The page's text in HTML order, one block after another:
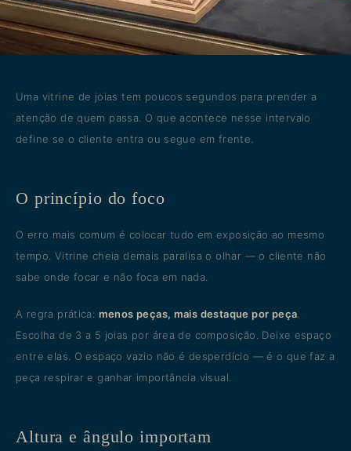
Uma vitrine de joias tem poucos segundos para prender a
atenção de quem passa. O que acontece nesse intervalo
define se o cliente entra ou segue em frente.
O princípio do foco
O erro mais comum é colocar tudo em exposição ao mesmo
tempo. Vitrine cheia demais paralisa o olhar — o cliente não
sabe onde focar e não foca em nada.
A regra prática: menos peças, mais destaque por peça
Escolha de 3 a 5 joias por área de composição. Deixe espaço
entre elas. O espaço vazio não é desperdício — é o que faz a
peça respirar e ganhar importância visual.
Altura e ângulo importam